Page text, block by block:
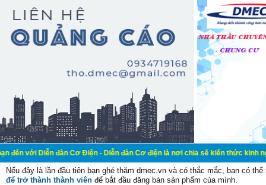
đàn Cơ Điện - Diễn đàn Cơ điện là nơi chia sẽ kiến thức kinh nghiệm
Nếu đây là lần đầu tiên bạn ghé thăm dmec.vn và có thắc mắc, bạn có
để trở thành thành viên để bắt đầu đăng bán sản phẩm của mình.